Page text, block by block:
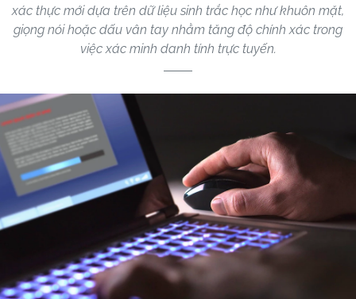
xác thực mới dựa trên dữ liệu sinh trắc học như khuôn mặt,
giọng nói hoặc dấu vân tay nhằm tăng độ chính xác trong
việc xác minh danh tính trực tuyến.